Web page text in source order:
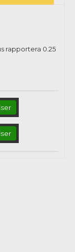
rapportera 0.25